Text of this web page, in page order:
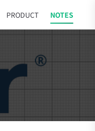
PRODUCT NOTES